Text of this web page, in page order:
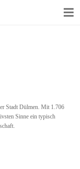
Stadt Dülmen. Mit 1.706
Sinne ein typisch